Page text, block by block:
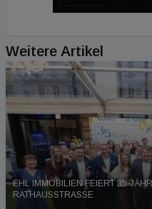
Weitere Artikel
EHL IMMOBILIEN FEIERT 35-
RATHAUSSTRASSE